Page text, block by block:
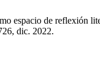
espacio de reflexión
dic. 2022.